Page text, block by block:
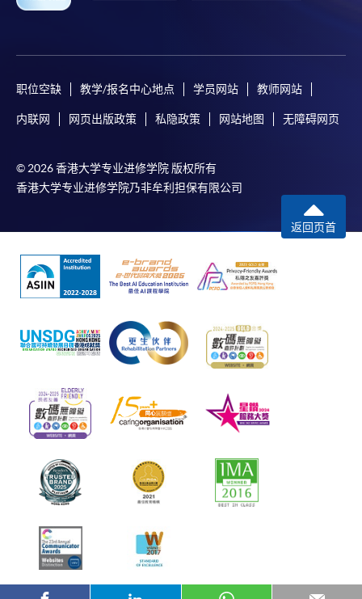
职位空缺 教学/报名中心地点 学员网站 教师网站
内联网 网页出版政策 私隐政策 网站地图 无障碍网页
© 2026 香港大学专业进修学院 版权所有
香港大学专业进修学院乃非牟利担保有限公司
返回页首